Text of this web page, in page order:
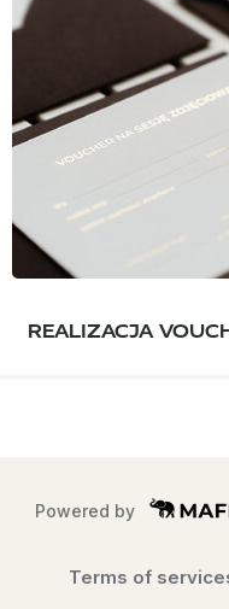
REALIZACJA
Powered by
Terms of